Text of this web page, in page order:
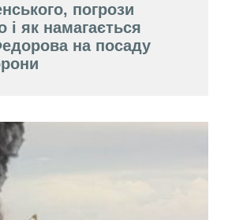
погрози
і як намагається
на посаду